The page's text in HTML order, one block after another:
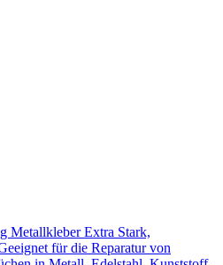
Metallkleber Extra Stark,
für die Reparatur von